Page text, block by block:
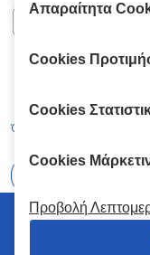
Όροι και Προϋποθέσεις
© 2026
Απαραίτητα
Cookies
Cookies
Cookies
Προβολή